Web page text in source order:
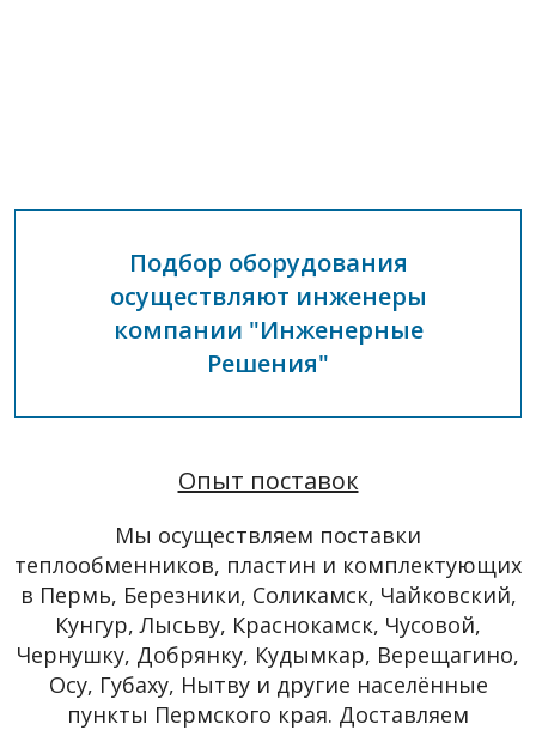
Подбор оборудования
осуществляют инженеры
компании "Инженерные
Решения"
Опыт поставок
Мы осуществляем поставки
теплообменников, пластин и комплектующих
в Пермь, Березники, Соликамск, Чайковский,
Кунгур, Лысьву, Краснокамск, Чусовой,
Чернушку, Добрянку, Кудымкар, Верещагино,
Осу, Губаху, Нытву и другие населённые
пункты Пермского края. Доставляем